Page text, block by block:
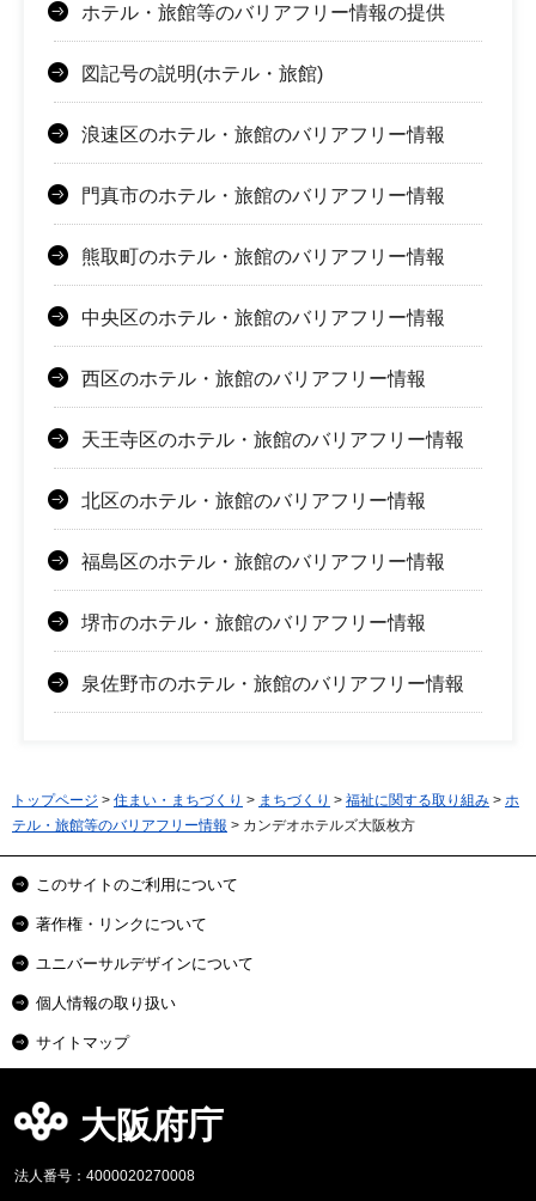
ホテル・旅館等のバリアフリー情報の提供
図記号の説明(ホテル・旅館)
浪速区のホテル・旅館のバリアフリー情報
門真市のホテル・旅館のバリアフリー情報
熊取町のホテル・旅館のバリアフリー情報
中央区のホテル・旅館のバリアフリー情報
西区のホテル・旅館のバリアフリー情報
天王寺区のホテル・旅館のバリアフリー情報
北区のホテル・旅館のバリアフリー情報
福島区のホテル・旅館のバリアフリー情報
堺市のホテル・旅館のバリアフリー情報
泉佐野市のホテル・旅館のバリアフリー情報
トップページ > 住まい・まちづくり > まちづくり > 福祉に関する取り組み > ホ
テル・旅館等のバリアフリー情報 > カンデオホテルズ大阪枚方
このサイトのご利用について
著作権・リンクについて
ユニバーサルデザインについて
個人情報の取り扱い
サイトマップ
大阪府庁
法人番号：4000020270008